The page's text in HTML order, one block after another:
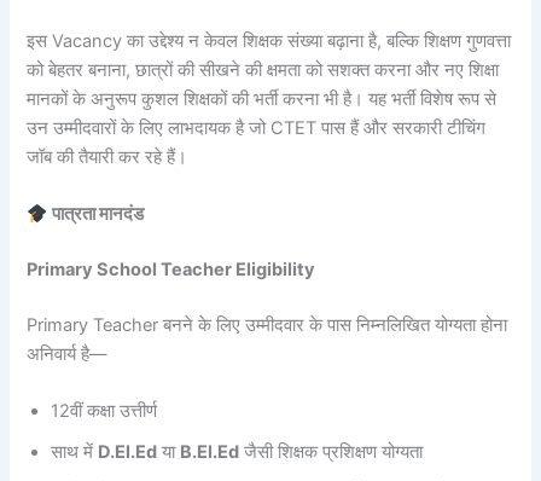
इस Vacancy का उद्देश्य न केवल शिक्षक संख्या बढ़ाना है, बल्कि शिक्षण गुणवत्ता
को बेहतर बनाना, छात्रों की सीखने की क्षमता को सशक्त करना और नए शिक्षा
मानकों के अनुरूप कुशल शिक्षकों की भर्ती करना भी है। यह भर्ती विशेष रूप से
उन उम्मीदवारों के लिए लाभदायक है जो CTET पास हैं और सरकारी टीचिंग
जॉब की तैयारी कर रहे हैं।
पात्रता मानदंड
Primary School Teacher Eligibility
Primary Teacher बनने के लिए उम्मीदवार के पास निम्नलिखित योग्यता होना
अनिवार्य है—
12वीं कक्षा उत्तीर्ण
साथ में D.El.Ed या B.El.Ed जैसी शिक्षक प्रशिक्षण योग्यता